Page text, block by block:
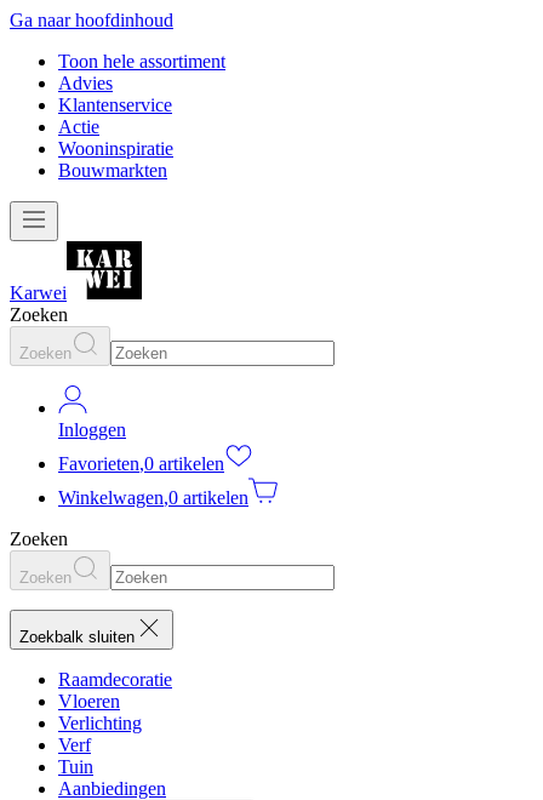
Ga naar hoofdinhoud
Toon hele assortiment
Advies
Klantenservice
Actie
Wooninspiratie
Bouwmarkten
Karwei
Zoeken
Zoeken
Inloggen
Favorieten,0 artikelen
Winkelwagen,0 artikelen
Zoeken
Zoeken
Zoekbalk sluiten
Raamdecoratie
Vloeren
Verlichting
Verf
Tuin
Aanbiedingen